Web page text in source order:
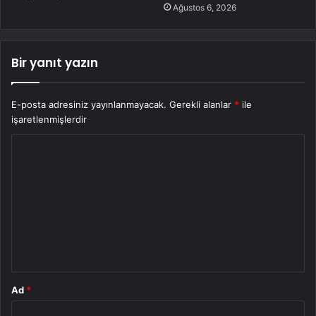
Ağustos 6, 2026
Bir yanıt yazın
E-posta adresiniz yayınlanmayacak. Gerekli alanlar * ile
işaretlenmişlerdir
Ad *